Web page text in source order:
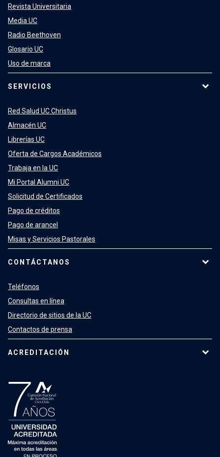
Revista Universitaria
Media UC
Radio Beethoven
Glosario UC
Uso de marca
SERVICIOS
Red Salud UC Christus
Almacén UC
Librerías UC
Oferta de Cargos Académicos
Trabaja en la UC
Mi Portal Alumni UC
Solicitud de Certificados
Pago de créditos
Pago de arancel
Misas y Servicios Pastorales
CONTÁCTANOS
Teléfonos
Consultas en línea
Directorio de sitios de la UC
Contactos de prensa
ACREDITACIÓN